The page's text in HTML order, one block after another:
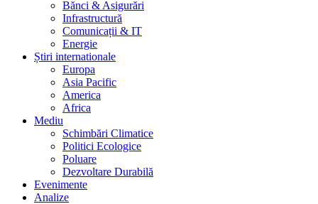
Bănci & Asigurări
Infrastructură
Comunicații & IT
Energie
Știri internationale
Europa
Asia Pacific
America
Africa
Mediu
Schimbări Climatice
Politici Ecologice
Poluare
Dezvoltare Durabilă
Evenimente
Analize